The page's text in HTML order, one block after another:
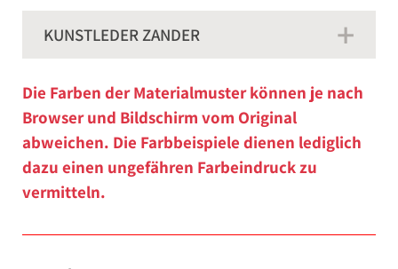
KUNSTLEDER ZANDER
Die Farben der Materialmuster können je nach
Browser und Bildschirm vom Original
abweichen. Die Farbbeispiele dienen lediglich
dazu einen ungefähren Farbeindruck zu
vermitteln.